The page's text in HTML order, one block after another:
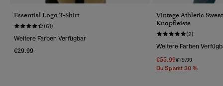
Essential Logo T-Shirt
(61)
Weitere Farben Verfügbar
€29.99
Vintage Athletic
Knopfleiste
(2)
Weitere Farben
€55.99Preis Wurde
€79.99Bis
Du Sparst 30 %